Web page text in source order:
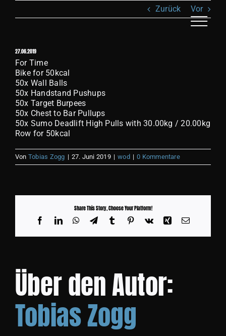
Toggle
Zurück Vor
27.06.2019
For Time
Bike for 50kcal
50x Wall Balls
50x Handstand Pushups
50x Target Burpees
50x Chest to Bar Pullups
50x Sumo Deadlift High Pulls with 30.00kg / 20.00kg
Row for 50kcal
Von Tobias Zogg | 27. Juni 2019 | wod | 0 Kommentare
Share This Story, Choose Your Platform!
FacebookLinkedInWhatsApp
TelegramTumblrPinterest
Vk Xing E-
Über den Autor:
Tobias Zogg